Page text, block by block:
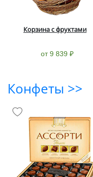
Корзина с фруктами
от 9 839 ₽
Конфеты >>